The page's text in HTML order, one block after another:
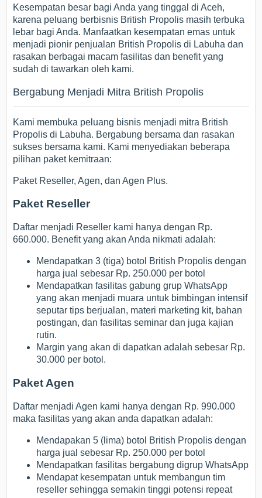
Kesempatan besar bagi Anda yang tinggal di Aceh,
karena peluang berbisnis British Propolis masih terbuka
lebar bagi Anda. Manfaatkan kesempatan emas untuk
menjadi pionir penjualan British Propolis di Labuha dan
rasakan berbagai macam fasilitas dan benefit yang
sudah di tawarkan oleh kami.
Bergabung Menjadi Mitra British Propolis
Kami membuka peluang bisnis menjadi mitra British
Propolis di Labuha. Bergabung bersama dan rasakan
sukses bersama kami. Kami menyediakan beberapa
pilihan paket kemitraan:
Paket Reseller, Agen, dan Agen Plus.
Paket Reseller
Daftar menjadi Reseller kami hanya dengan Rp.
660.000. Benefit yang akan Anda nikmati adalah:
Mendapatkan 3 (tiga) botol British Propolis dengan
harga jual sebesar Rp. 250.000 per botol
Mendapatkan fasilitas gabung grup WhatsApp
yang akan menjadi muara untuk bimbingan intensif
seputar tips berjualan, materi marketing kit, bahan
postingan, dan fasilitas seminar dan juga kajian
rutin.
Margin yang akan di dapatkan adalah sebesar Rp.
30.000 per botol.
Paket Agen
Daftar menjadi Agen kami hanya dengan Rp. 990.000
maka fasilitas yang akan anda dapatkan adalah:
Mendapakan 5 (lima) botol British Propolis dengan
harga jual sebesar Rp. 250.000 per botol
Mendapatkan fasilitas bergabung digrup WhatsApp
Mendapat kesempatan untuk membangun tim
reseller sehingga semakin tinggi potensi repeat